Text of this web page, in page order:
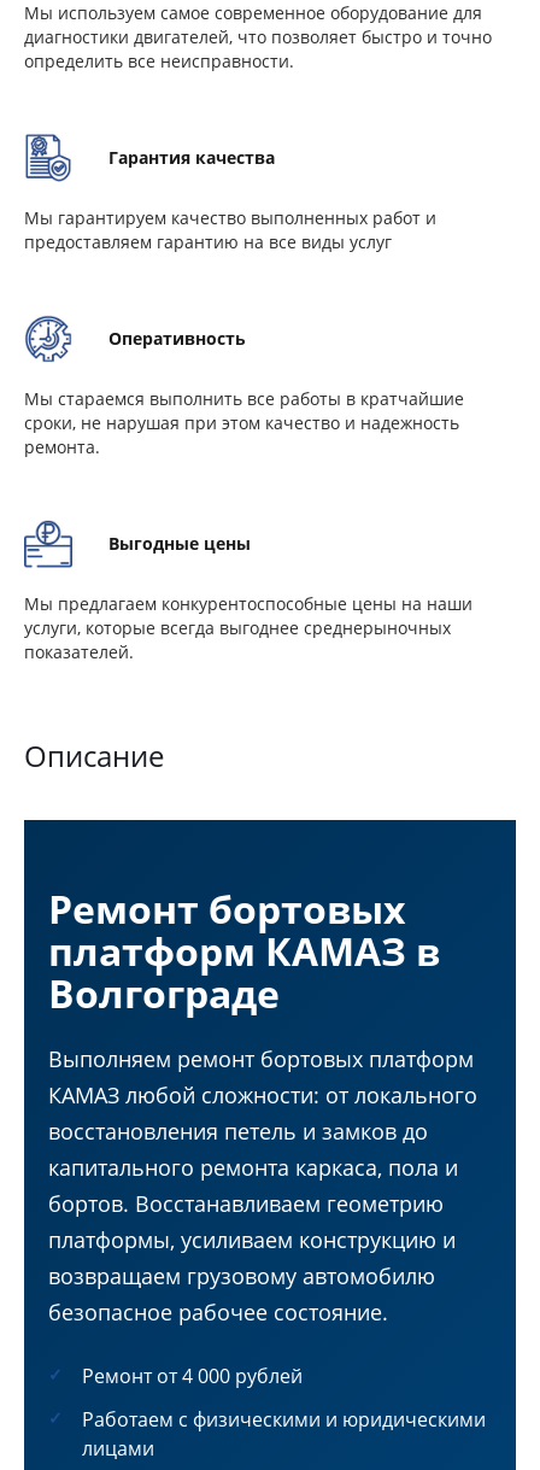
Мы используем самое современное оборудование для
диагностики двигателей, что позволяет быстро и точно
определить все неисправности.
Гарантия качества
Мы гарантируем качество выполненных работ и
предоставляем гарантию на все виды услуг
Оперативность
Мы стараемся выполнить все работы в кратчайшие
сроки, не нарушая при этом качество и надежность
ремонта.
Выгодные цены
Мы предлагаем конкурентоспособные цены на наши
услуги, которые всегда выгоднее среднерыночных
показателей.
Описание
Ремонт бортовых
платформ КАМАЗ в
Волгограде
Выполняем ремонт бортовых платформ
КАМАЗ любой сложности: от локального
восстановления петель и замков до
капитального ремонта каркаса, пола и
бортов. Восстанавливаем геометрию
платформы, усиливаем конструкцию и
возвращаем грузовому автомобилю
безопасное рабочее состояние.
Ремонт от 4 000 рублей
Работаем с физическими и юридическими
лицами